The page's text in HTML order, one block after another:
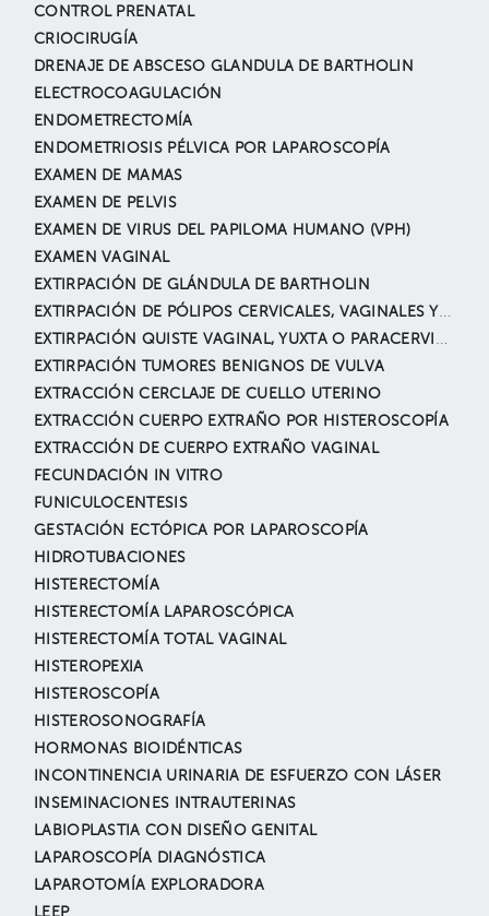
CONTROL PRENATAL
CRIOCIRUGÍA
DRENAJE DE ABSCESO GLANDULA DE BARTHOLIN
ELECTROCOAGULACIÓN
ENDOMETRECTOMÍA
ENDOMETRIOSIS PÉLVICA POR LAPAROSCOPÍA
EXAMEN DE MAMAS
EXAMEN DE PELVIS
EXAMEN DE VIRUS DEL PAPILOMA HUMANO (VPH)
EXAMEN VAGINAL
EXTIRPACIÓN DE GLÁNDULA DE BARTHOLIN
EXTIRPACIÓN DE PÓLIPOS CERVICALES, VAGINALES Y VULVARES
EXTIRPACIÓN QUISTE VAGINAL, YUXTA O PARACERVICAL
EXTIRPACIÓN TUMORES BENIGNOS DE VULVA
EXTRACCIÓN CERCLAJE DE CUELLO UTERINO
EXTRACCIÓN CUERPO EXTRAÑO POR HISTEROSCOPÍA
EXTRACCIÓN DE CUERPO EXTRAÑO VAGINAL
FECUNDACIÓN IN VITRO
FUNICULOCENTESIS
GESTACIÓN ECTÓPICA POR LAPAROSCOPÍA
HIDROTUBACIONES
HISTERECTOMÍA
HISTERECTOMÍA LAPAROSCÓPICA
HISTERECTOMÍA TOTAL VAGINAL
HISTEROPEXIA
HISTEROSCOPÍA
HISTEROSONOGRAFÍA
HORMONAS BIOIDÉNTICAS
INCONTINENCIA URINARIA DE ESFUERZO CON LÁSER
INSEMINACIONES INTRAUTERINAS
LABIOPLASTIA CON DISEÑO GENITAL
LAPAROSCOPÍA DIAGNÓSTICA
LAPAROTOMÍA EXPLORADORA
LEEP